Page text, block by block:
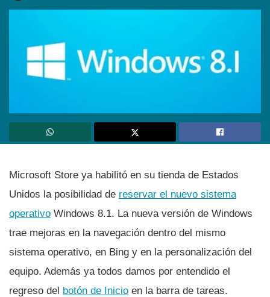
Microsoft Store ya habilitó en su tienda de Estados
Unidos la posibilidad de reservar el nuevo sistema
operativo Windows 8.1. La nueva versión de Windows
trae mejoras en la navegación dentro del mismo
sistema operativo, en Bing y en la personalización del
equipo. Además ya todos damos por entendido el
regreso del botón de Inicio en la barra de tareas.